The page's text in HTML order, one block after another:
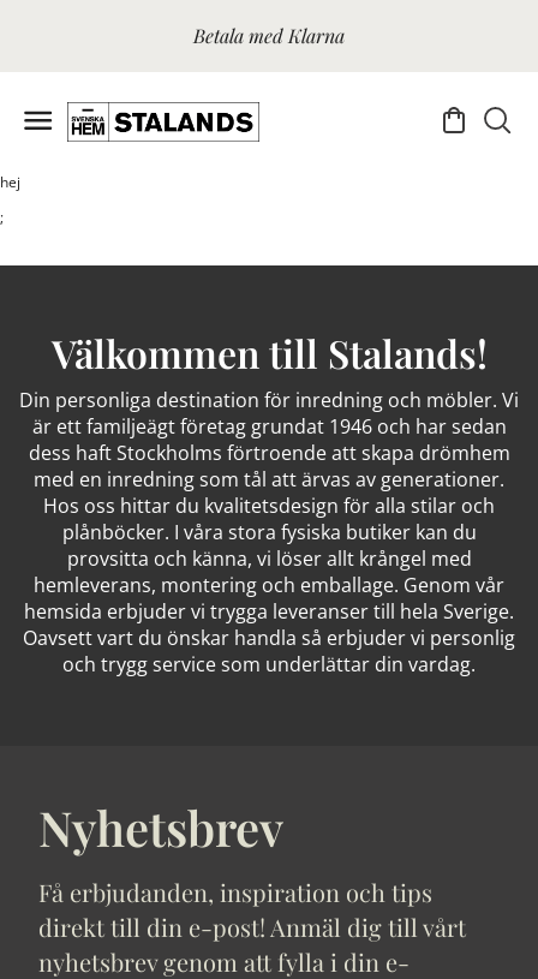
Betala med Klarna
hej
;
Välkommen till Stalands!
Din personliga destination för inredning och möbler. Vi
är ett familjeägt företag grundat 1946 och har sedan
dess haft Stockholms förtroende att skapa drömhem
med en inredning som tål att ärvas av generationer.
Hos oss hittar du kvalitetsdesign för alla stilar och
plånböcker. I våra stora fysiska butiker kan du
provsitta och känna, vi löser allt krångel med
hemleverans, montering och emballage. Genom vår
hemsida erbjuder vi trygga leveranser till hela Sverige.
Oavsett vart du önskar handla så erbjuder vi personlig
och trygg service som underlättar din vardag.
Nyhetsbrev
Få erbjudanden, inspiration och tips
direkt till din e-post! Anmäl dig till vårt
nyhetsbrev genom att fylla i din e-